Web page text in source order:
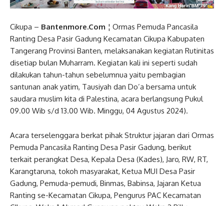
Cikupa – Bantenmore.Com ¦ Ormas Pemuda Pancasila
Ranting Desa Pasir Gadung Kecamatan Cikupa Kabupaten
Tangerang Provinsi Banten, melaksanakan kegiatan Rutinitas
disetiap bulan Muharram. Kegiatan kali ini seperti sudah
dilakukan tahun-tahun sebelumnua yaitu pembagian
santunan anak yatim, Tausiyah dan Do’a bersama untuk
saudara muslim kita di Palestina, acara berlangsung Pukul
09.00 Wib s/d 13.00 Wib. Minggu, 04 Agustus 2024).
Acara terselenggara berkat pihak Struktur jajaran dari Ormas
Pemuda Pancasila Ranting Desa Pasir Gadung, berikut
terkait perangkat Desa, Kepala Desa (Kades), Jaro, RW, RT,
Karangtaruna, tokoh masyarakat, Ketua MUI Desa Pasir
Gadung, Pemuda-pemudi, Binmas, Babinsa, Jajaran Ketua
Ranting se-Kecamatan Cikupa, Pengurus PAC Kecamatan